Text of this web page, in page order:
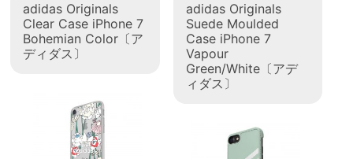
adidas Originals
Clear Case iPhone 7
Bohemian Color〔ア
ディダス〕
adidas Originals
Suede Moulded
Case iPhone 7
Vapour
Green/White〔アデ
ィダス〕